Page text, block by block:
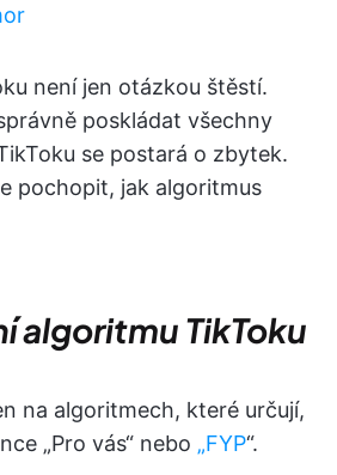
není jen otázkou štěstí.
poskládat všechny
se postará o zbytek.
pochopit, jak algoritmus
algoritmu TikToku
na algoritmech, které určují,
„Pro vás“ nebo „FYP“.